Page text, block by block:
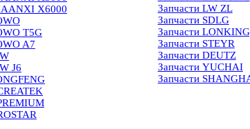
X6000
T5G
A7
J6
Запчасти LW ZL
Запчасти SDLG
Запчасти
Запчасти STEYR
Запчасти DEUTZ
Запчасти YUCHAI
Запчасти